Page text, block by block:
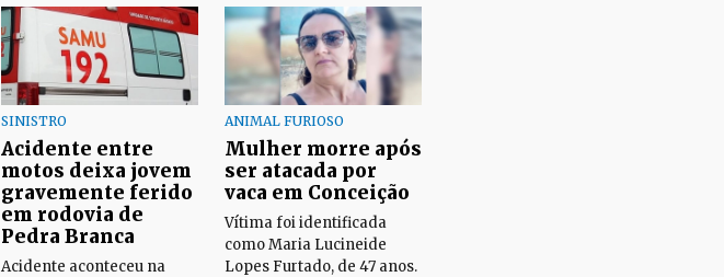
SINISTRO
Acidente entre
motos deixa jovem
gravemente ferido
em rodovia de
Pedra Branca
Acidente aconteceu na
ANIMAL FURIOSO
Mulher morre após
ser atacada por
vaca em Conceição
Vítima foi identificada
como Maria Lucineide
Lopes Furtado, de 47 anos.